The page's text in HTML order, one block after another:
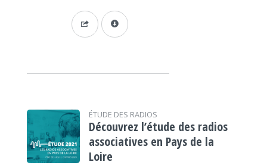
ÉTUDE DES RADIOS
Découvrez l’étude des radios
associatives en Pays de la
Loire